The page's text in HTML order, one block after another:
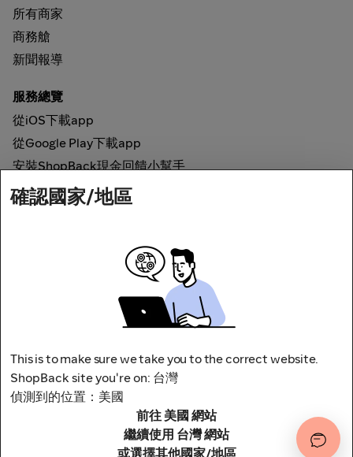
所有商家
商務艙
新聞報導
服務總覽
從iOS下載app
從Google Play下載app
安裝ShopBack現金回饋小幫手
如何運作
地址：台北市松山區南京東路四段1號8樓
隱私權政策
確認國家/地區
This is to make sure we take you to the correct website.
ShopBack site you're on: 台灣
偵測到的位置：美國
前往 美國 網站
繼續使用 台灣 網站
或選擇其他國家/地區